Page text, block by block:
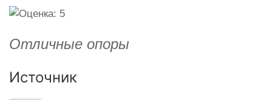
Отличные опоры
Источник